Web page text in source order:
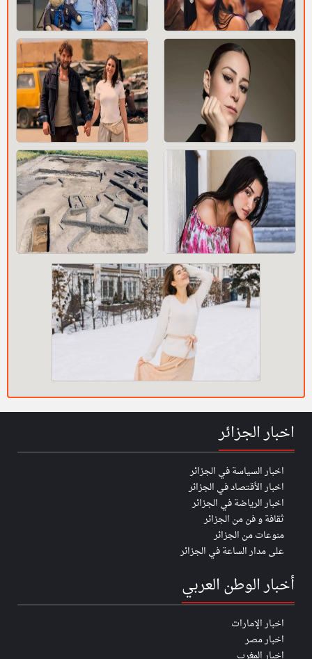
اخبار الجزائر
اخبار السياسة في الجزائر
اخبار الأقتصاد في الجزائر
اخبار الرياضة في الجزائر
ثقافة و فن من الجزائر
منوعات من الجزائر
على مدار الساعة في الجزائر
أخبار الوطن العربي
اخبار الإمارات
اخبار مصر